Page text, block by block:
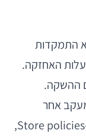
התמקדות
האחזקה.
ההשקה.
אחר
קריסות, שיפור onboarding, שינויים ב-Store policies,